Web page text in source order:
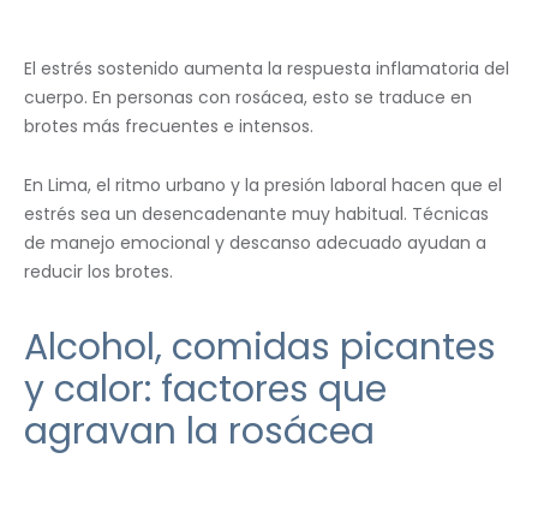
El estrés sostenido aumenta la respuesta inflamatoria del
cuerpo. En personas con rosácea, esto se traduce en
brotes más frecuentes e intensos.
En Lima, el ritmo urbano y la presión laboral hacen que el
estrés sea un desencadenante muy habitual. Técnicas
de manejo emocional y descanso adecuado ayudan a
reducir los brotes.
Alcohol, comidas picantes
y calor: factores que
agravan la rosácea